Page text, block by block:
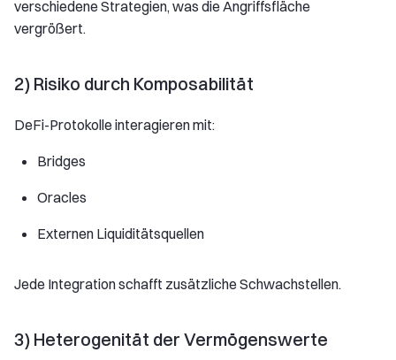
verschiedene Strategien, was die Angriffsfläche
vergrößert.
2) Risiko durch Komposabilität
DeFi-Protokolle interagieren mit:
Bridges
Oracles
Externen Liquiditätsquellen
Jede Integration schafft zusätzliche Schwachstellen.
3) Heterogenität der Vermögenswerte